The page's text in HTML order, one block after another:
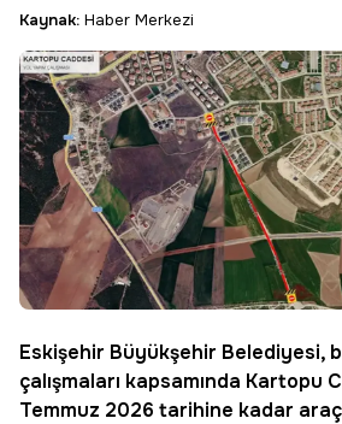
Kaynak: Haber Merkezi
Eskişehir Büyükşehir Belediyesi,
çalışmaları kapsamında Kartopu
Temmuz 2026 tarihine kadar